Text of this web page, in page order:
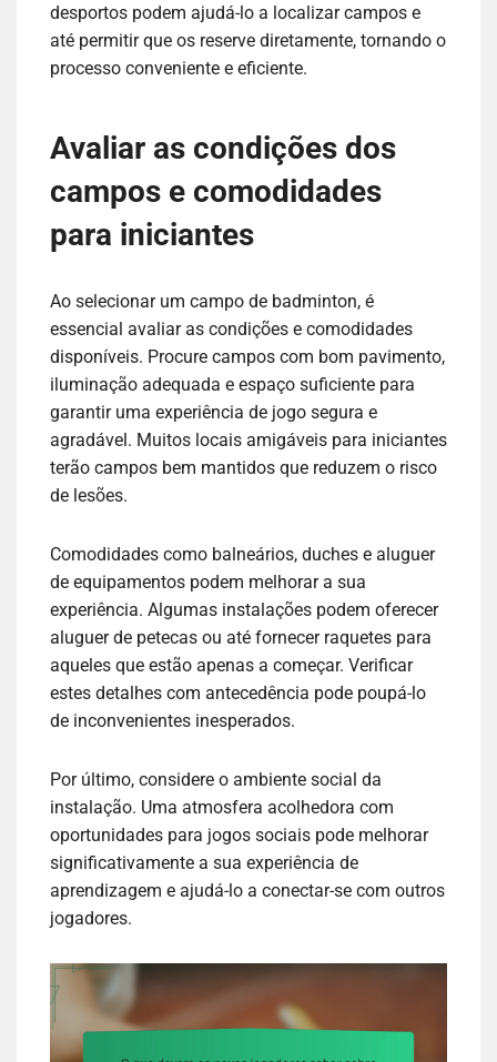
desportos podem ajudá-lo a localizar campos e
até permitir que os reserve diretamente, tornando o
processo conveniente e eficiente.
Avaliar as condições dos
campos e comodidades
para iniciantes
Ao selecionar um campo de badminton, é
essencial avaliar as condições e comodidades
disponíveis. Procure campos com bom pavimento,
iluminação adequada e espaço suficiente para
garantir uma experiência de jogo segura e
agradável. Muitos locais amigáveis para iniciantes
terão campos bem mantidos que reduzem o risco
de lesões.
Comodidades como balneários, duches e aluguer
de equipamentos podem melhorar a sua
experiência. Algumas instalações podem oferecer
aluguer de petecas ou até fornecer raquetes para
aqueles que estão apenas a começar. Verificar
estes detalhes com antecedência pode poupá-lo
de inconvenientes inesperados.
Por último, considere o ambiente social da
instalação. Uma atmosfera acolhedora com
oportunidades para jogos sociais pode melhorar
significativamente a sua experiência de
aprendizagem e ajudá-lo a conectar-se com outros
jogadores.